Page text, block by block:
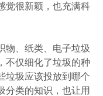
觉很新颖，也充满科
、纸类、电子垃圾
不仅细化了垃圾的种
垃圾应该投放到哪个
分类的知识，也让用